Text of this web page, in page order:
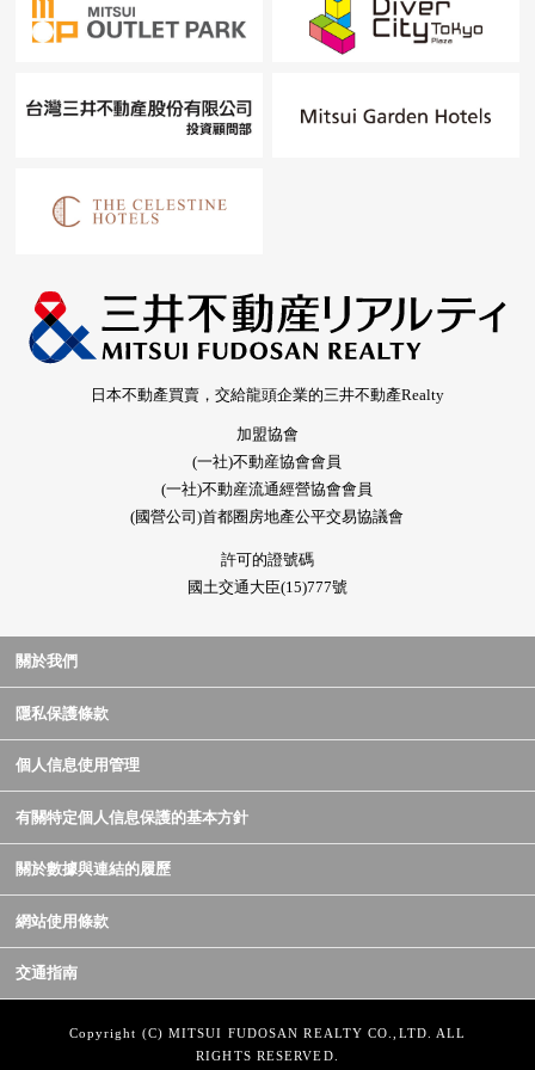
日本不動產買賣，交給龍頭企業的三井不動產Realty
加盟協會
(一社)不動産協會會員
(一社)不動産流通經營協會會員
(國營公司)首都圈房地產公平交易協議會
許可的證號碼
國土交通大臣(15)777號
關於我們
隱私保護條款
個人信息使用管理
有關特定個人信息保護的基本方針
關於數據與連結的履歷
網站使用條款
交通指南
Copyright (C) MITSUI FUDOSAN REALTY CO.,LTD. ALL
RIGHTS RESERVED.